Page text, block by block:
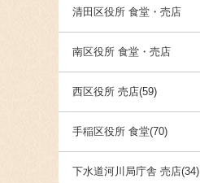
清田区役所 食堂・売店
南区役所 食堂・売店
西区役所 売店(59)
手稲区役所 食堂(70)
下水道河川局庁舎 売店(34)